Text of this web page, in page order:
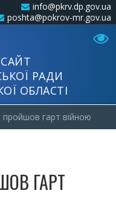
info@pkrv.dp.gov.ua
poshta@pokrov-mr.gov.ua
РАДИ
ОБЛАСТІ
пройшов гарт війною
ГАРТ